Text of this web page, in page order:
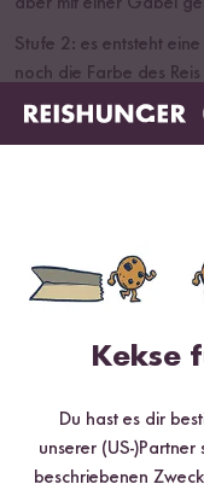
Stufe 2: es entsteht
noch die Farbe des
Stufe 3: es entsteht
Wir sind ein
essen relativ viel
Reiskocher für
Die Angabe 4, 8 bzw.
Reiskochergrößen ist
verzehrt klar weniger
Reiskochern locker
Kekse
Du hast es dir
unserer (US-
beschriebenen